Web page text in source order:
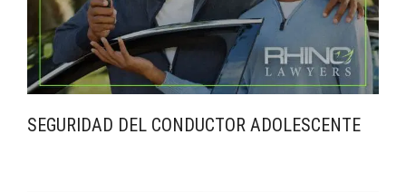
SEGURIDAD DEL CONDUCTOR ADOLESCENTE